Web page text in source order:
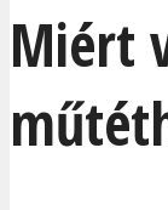
Miért